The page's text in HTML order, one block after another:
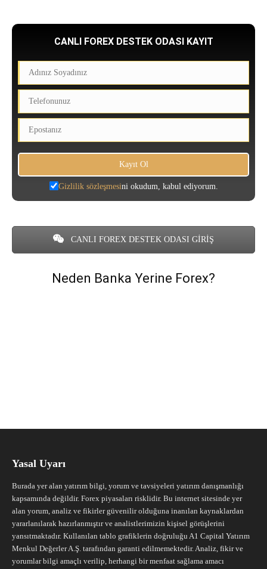
CANLI FOREX DESTEK ODASI KAYIT
Gizlilik sözleşmesini okudum, kabul ediyorum.
CANLI FOREX DESTEK ODASI GİRİŞ
Neden Banka Yerine Forex?
Yasal Uyarı
Burada yer alan yatırım bilgi, yorum ve tavsiyeleri yatırım danışmanlığı
kapsamında değildir. Forex piyasaları risklidir. Bu internet sitesinde yer
alan yorum, analiz ve fikirler güvenilir olduğuna inanılan kaynaklardan
yararlanılarak hazırlanmıştır ve analistlerimizin kişisel görüşlerini
yansıtmaktadır. Kullanılan tablo grafiklerin doğruluğu A1 Capital Yatırım
Menkul Değerler A.Ş. tarafından garanti edilmemektedir. Analiz, fikir ve
yorumlar bilgi amaçlı verilip, herhangi bir menfaat sağlama amacı